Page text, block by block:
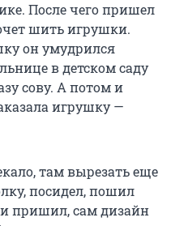
После чего пришел
шить игрушки.
он умудрился
в детском саду
сову. А потом и
игрушку —
там вырезать еще
посидел, пошил
пришил, сам дизайн